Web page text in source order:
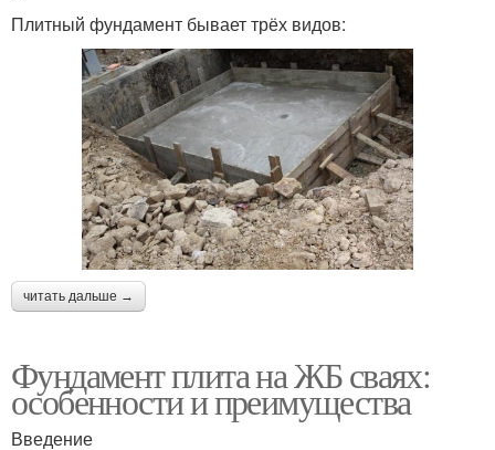
Плитный фундамент бывает трёх видов:
читать дальше →
Фундамент плита на ЖБ сваях:
особенности и преимущества
Введение